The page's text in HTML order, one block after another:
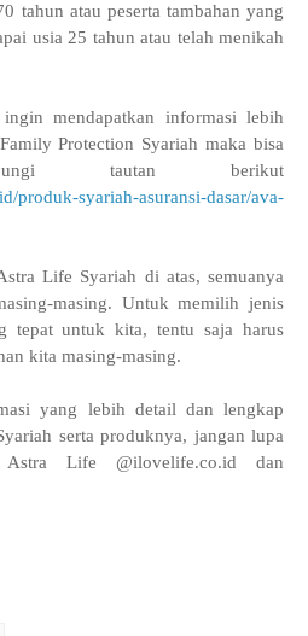
tahun atau peserta tambahan yang
usia 25 tahun atau telah menikah
mendapatkan informasi lebih
Protection Syariah maka bisa
tautan berikut
produk-syariah-asuransi-dasar/ava-
Life Syariah di atas, semuanya
masing. Untuk memilih jenis
tepat untuk kita, tentu saja harus
kita masing-masing.
yang lebih detail dan lengkap
serta produknya, jangan lupa
Life @ilovelife.co.id dan